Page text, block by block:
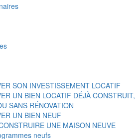
SON INVESTISSEMENT LOCATIF
UN BIEN LOCATIF DÉJÀ CONSTRUIT,
SANS RÉNOVATION
UN BIEN NEUF
UNE MAISON NEUVE
neufs